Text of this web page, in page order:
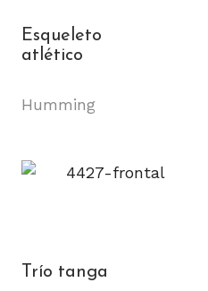
Esqueleto
atlético
Humming
Trío tanga